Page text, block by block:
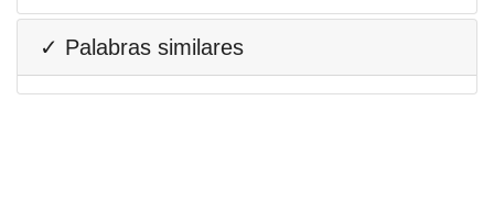
✓ Palabras similares